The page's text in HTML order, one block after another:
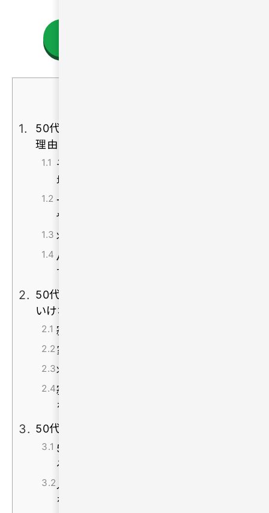
50代で「一人が寂しい」と感じる人が増える
理由
子育てや仕事が落ち着き自分の時間が
増えるため
一人暮らしの時間が長くなり孤独を感じ
やすくなるため
将来や老後への不安が大きくなるため
パートナーがいない現実を強く意識しや
すくなるため
50代で一人が寂しいと感じたときにやっては
いけないこと
寂しさを我慢して一人で抱え込む
家に閉じこもり人との接点を減らす
将来を悲観して行動を諦める
寂しさを埋めるためだけに無理な恋愛
をする
50代からでも人生を変えられる理由
50代はまだ新しい出会いを見つけられ
る年代である
人生経験があるから価値観の合う相手
を見極めやすい